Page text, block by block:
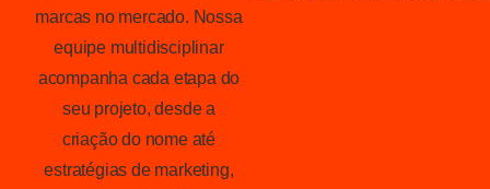
marcas no mercado. Nossa
equipe multidisciplinar
acompanha cada etapa do
seu projeto, desde a
criação do nome até
estratégias de marketing,